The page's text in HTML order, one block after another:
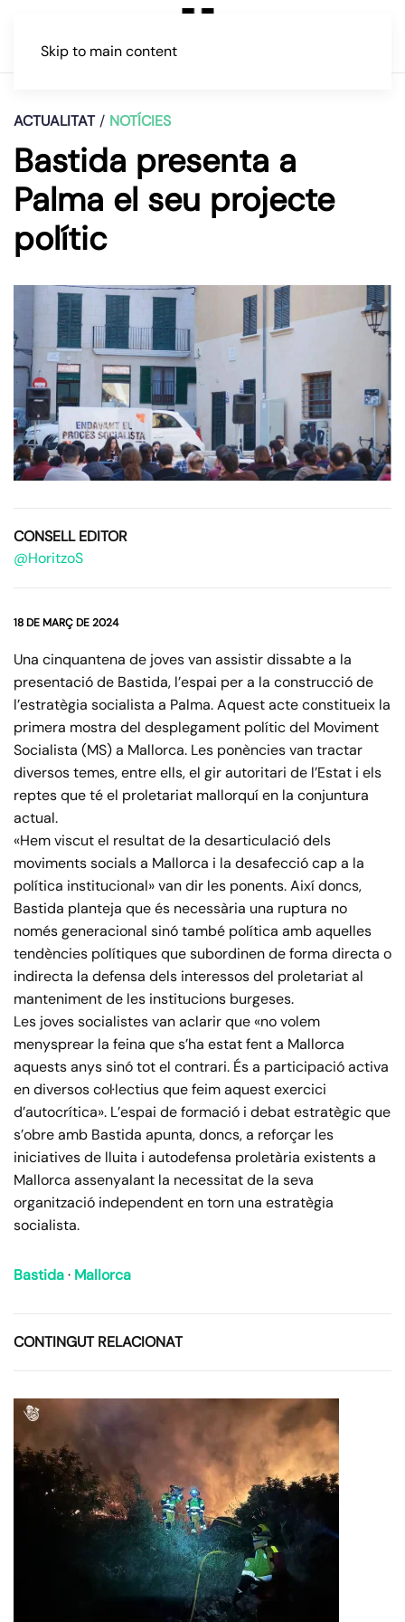
Skip to main content
ACTUALITAT NOTÍCIES
Bastida presenta a
Palma el seu projecte
polític
CONSELL EDITOR
@HoritzoS
18 DE MARÇ DE 2024
Una cinquantena de joves van assistir dissabte a la
presentació de Bastida, l’espai per a la construcció de
l’estratègia socialista a Palma. Aquest acte constitueix la
primera mostra del desplegament polític del Moviment
Socialista (MS) a Mallorca. Les ponències van tractar
diversos temes, entre ells, el gir autoritari de l’Estat i els
reptes que té el proletariat mallorquí en la conjuntura
actual.
«Hem viscut el resultat de la desarticulació dels
moviments socials a Mallorca i la desafecció cap a la
política institucional» van dir les ponents. Així doncs,
Bastida planteja que és necessària una ruptura no
només generacional sinó també política amb aquelles
tendències polítiques que subordinen de forma directa o
indirecta la defensa dels interessos del proletariat al
manteniment de les institucions burgeses.
Les joves socialistes van aclarir que «no volem
menysprear la feina que s’ha estat fent a Mallorca
aquests anys sinó tot el contrari. És a participació activa
en diversos col·lectius que feim aquest exercici
d’autocrítica». L’espai de formació i debat estratègic que
s’obre amb Bastida apunta, doncs, a reforçar les
iniciatives de lluita i autodefensa proletària existents a
Mallorca assenyalant la necessitat de la seva
organització independent en torn una estratègia
socialista.
Bastida· Mallorca
CONTINGUT RELACIONAT